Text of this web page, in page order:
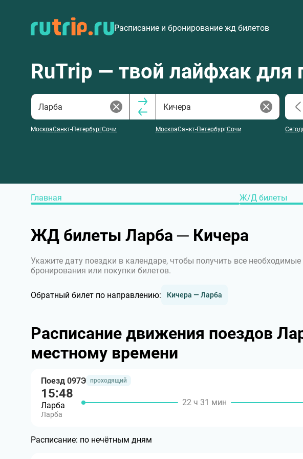
Расписание и бронирование жд билетов
RuTrip — твой лайфхак для
МоскваСанкт-ПетербургСочи МоскваСанкт-ПетербургСочи
Главная Ж/Д билеты
ЖД билеты Ларба ─ Кичера
Укажите дату поездки в календаре, чтобы получить все
бронирования или покупки билетов.
Обратный билет по направлению: Кичера — Ларба
Расписание движения поездов
местному времени
Поезд 097Э проходящий
15:48
Ларба
Ларба
22 ч 31 мин
Расписание: по нечётным дням